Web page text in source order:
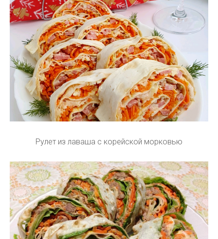
Рулет из лаваша с корейской морковью